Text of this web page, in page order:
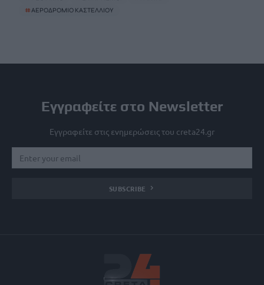
#ΑΕΡΟΔΡΟΜΙΟ ΚΑΣΤΕΛΛΙΟΥ
Εγγραφείτε στο Newsletter
Εγγραφείτε στις ενημερώσεις του creta24.gr
SUBSCRIBE